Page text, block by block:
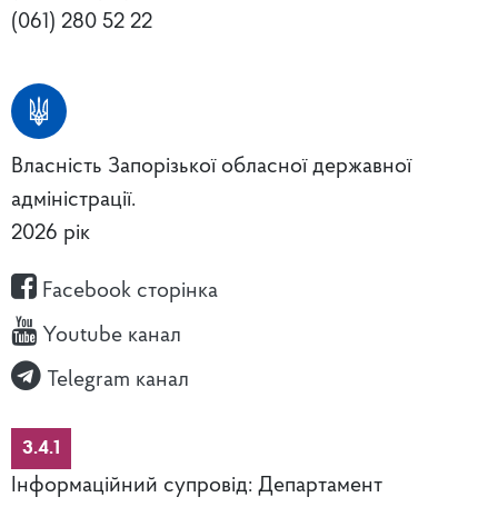
(061) 280 52 22
Власність Запорізької обласної державної
адміністрації.
2026 рік
Facebook сторінка
Youtube канал
Telegram канал
3.4.1
Інформаційний супровід: Департамент